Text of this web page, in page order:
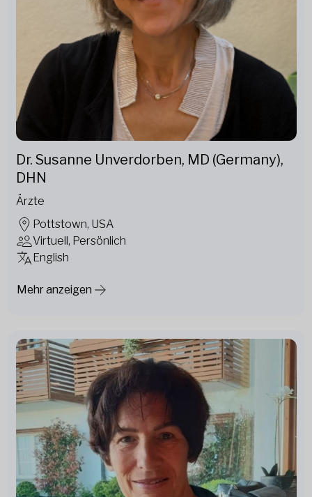
Dr. Susanne Unverdorben, MD (Germany),
DHN
Ärzte
Pottstown, USA
Virtuell, Persönlich
English
Mehr anzeigen